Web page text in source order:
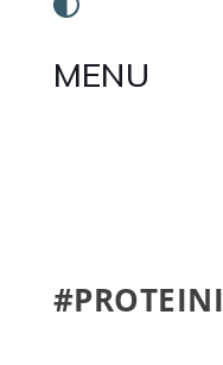
MENU
#PROTEINI